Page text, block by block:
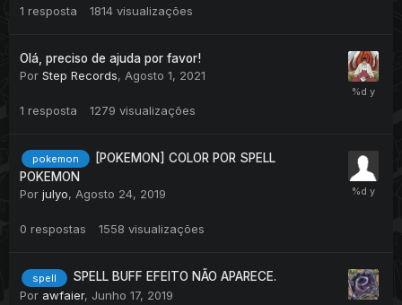
1 resposta 1814 visualizações
Olá, preciso de ajuda por favor!
Por Step Records, Agosto 1, 2021
1 resposta 1279 visualizações
pokemon
[POKEMON] COLOR POR SPELL
POKEMON
Por julyo, Agosto 24, 2019
0 respostas 1558 visualizações
spell
SPELL BUFF EFEITO NÃO APARECE.
Por awfaier, Junho 17, 2019